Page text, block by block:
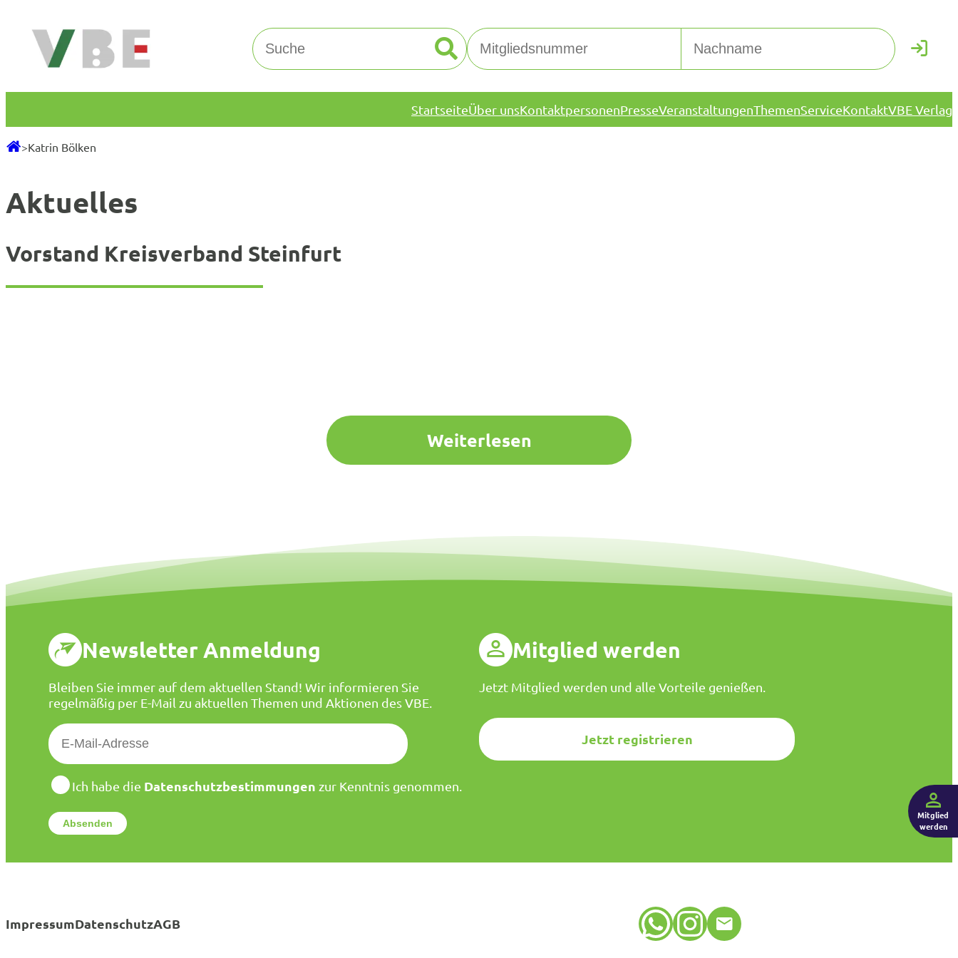
Inhalt
springen
Suchen
StartseiteÜber unsKontaktpersonenPresseVeranstaltungenThemenServiceKontaktVBE Verlag
>Katrin Bölken
Aktuelles
Vorstand Kreisverband Steinfurt
Weiterlesen
Newsletter Anmeldung
Bleiben Sie immer auf dem aktuellen Stand! Wir informieren Sie
regelmäßig per E-Mail zu aktuellen Themen und Aktionen des VBE.
E
-
M
a
l
*
D
t
e
z
Ich habe die Datenschutzbestimmungen zur Kenntnis genommen.
Mitglied werden
Jetzt Mitglied werden und alle Vorteile genießen.
Jetzt registrieren
ImpressumDatenschutzAGB WhatsApp Instagram E-Mail
Mitglied
werden